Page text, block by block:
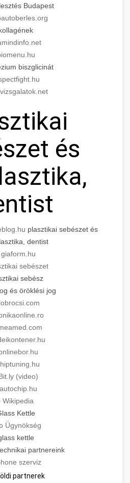
Budapest
biszglicinát
és
plasztikai sebészet és
dentist
giaform.hu
sebészet
sebész
és öröklési jog
(video)
autochip.hu
Wikipedia
Kettle
Ügynökség
kettle
partnereink
szerviz
partnerek